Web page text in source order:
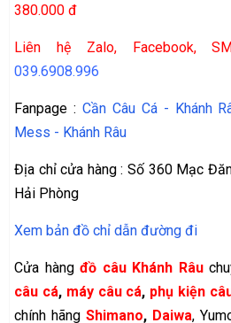
380.000 đ
Liên hệ Zalo, Facebook,
039.6908.996
Fanpage : Cần Câu Cá - Khánh
Mess - Khánh Râu
Địa chỉ cửa hàng : Số 360 Mạc
Hải Phòng
Xem bản đồ chỉ dẫn đường đi
Cửa hàngđồ câu Khánh Râu
câu cá,máy câu cá, phụ kiện
chính hãng Shimano, Daiwa,